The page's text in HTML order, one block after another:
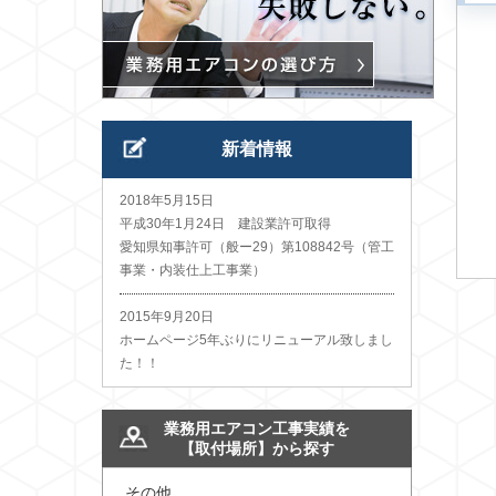
新着情報
2018年5月15日
平成30年1月24日 建設業許可取得
愛知県知事許可（般ー29）第108842号（管工
事業・内装仕上工事業）
2015年9月20日
ホームページ5年ぶりにリニューアル致しまし
た！！
業務用エアコン工事実績を
【取付場所】から探す